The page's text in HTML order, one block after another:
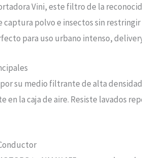
Vini, este filtro de la
captura polvo e insectos sin
para uso urbano intenso,
su medio filtrante de alta
en la caja de aire. Resiste lavados